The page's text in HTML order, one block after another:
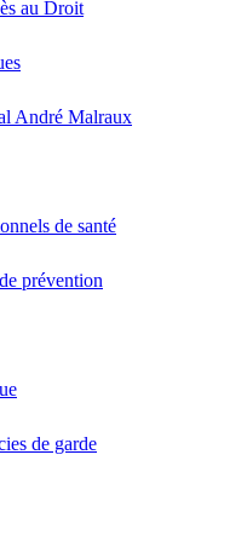
au Droit
André Malraux
de santé
prévention
de garde